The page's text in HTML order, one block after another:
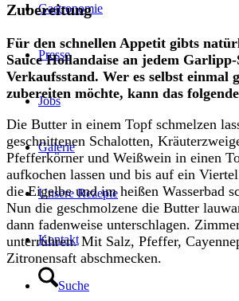
Gastronomie
Presse
Jobs
Galerie
Unsere Rezepte
Kontakt
Suche
Zubereitung
Für den schnellen Appetit gibts
Sauce Hollandaise an jedem
Verkaufsstand. Wer es selbst einmal
zubereiten möchte, kann das
Die Butter in einem Topf schmelzen
geschnittenen Schalotten,
Pfefferkörner und Weißwein in einen
aufkochen lassen und bis auf ein
die Eigelbe und im heißen Wasserbad
Nun die geschmolzene die Butter
dann fadenweise unterschlagen.
unterrühren. Mit Salz, Pfeffer,
Zitronensaft abschmecken.